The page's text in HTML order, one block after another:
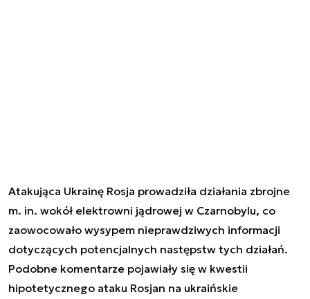
Atakująca Ukrainę Rosja prowadziła działania zbrojne
m. in. wokół elektrowni jądrowej w Czarnobylu, co
zaowocowało wysypem nieprawdziwych informacji
dotyczących potencjalnych następstw tych działań.
Podobne komentarze pojawiały się w kwestii
hipotetycznego ataku Rosjan na ukraińskie